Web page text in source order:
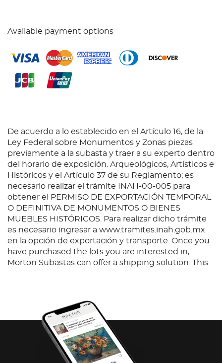
Available payment options
De acuerdo a lo establecido en el Artículo 16, de la
Ley Federal sobre Monumentos y Zonas piezas
previamente a la subasta y traer a su experto dentro
del horario de exposición. Arqueológicos, Artísticos e
Históricos y el Artículo 37 de su Reglamento; es
necesario realizar el trámite INAH-00-005 para
obtener el PERMISO DE EXPORTACIÓN TEMPORAL
O DEFINITIVA DE MONUMENTOS O BIENES
MUEBLES HISTÓRICOS. Para realizar dicho trámite
es necesario ingresar a www.tramites.inah.gob.mx
en la opción de exportación y transporte. Once you
have purchased the lots you are interested in,
Morton Subastas can offer a shipping solution. This